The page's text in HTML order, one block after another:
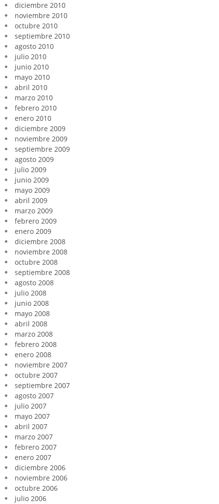
diciembre 2010
noviembre 2010
octubre 2010
septiembre 2010
agosto 2010
julio 2010
junio 2010
mayo 2010
abril 2010
marzo 2010
febrero 2010
enero 2010
diciembre 2009
noviembre 2009
septiembre 2009
agosto 2009
julio 2009
junio 2009
mayo 2009
abril 2009
marzo 2009
febrero 2009
enero 2009
diciembre 2008
noviembre 2008
octubre 2008
septiembre 2008
agosto 2008
julio 2008
junio 2008
mayo 2008
abril 2008
marzo 2008
febrero 2008
enero 2008
noviembre 2007
octubre 2007
septiembre 2007
agosto 2007
julio 2007
mayo 2007
abril 2007
marzo 2007
febrero 2007
enero 2007
diciembre 2006
noviembre 2006
octubre 2006
julio 2006